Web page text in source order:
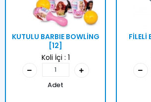
KUTULU BARBIE BOWLİNG
[12]
Koli İçi : 1
Adet
FİLELİ